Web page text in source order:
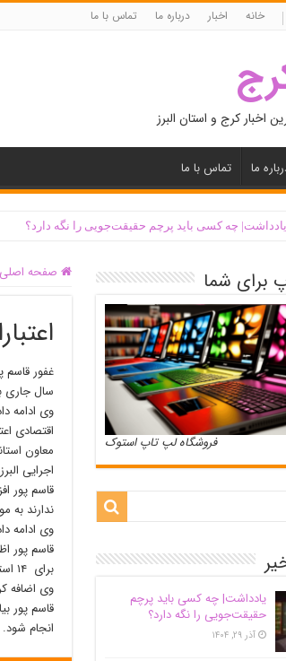
خانه اخبار درباره ما تماس با ما
اخبار کرج و استان البرز
ما تماس با ما
یادداشت| ‌چه کسی باید پرچم حقیقت‌جویی را نگه دارد؟
صفحه اصلی
اعتبارات
سال جاری به ۱۳۰ میلیارد تومان
وی ادامه
اقتصادی
معاون
اجرایی
قاسم پور
ندارند به
وی ادامه
قاسم پور
برای ۱۴ استان کشور می توان اشاره داشت.
وی اضافه
قاسم پور
انجام شود.
برای شما
فروشگاه لپ تاپ استوک
یادداشت| ‌چه کسی باید پرچم
حقیقت‌جویی را نگه دارد؟
آذر ۲۹, ۱۴۰۴